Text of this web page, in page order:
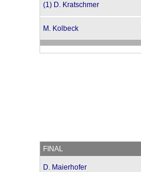
(1) D. Kratschmer
M. Kolbeck
FINAL
D. Maierhofer